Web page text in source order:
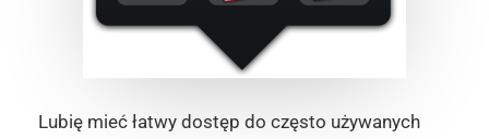
Lubię mieć łatwy dostęp do często używanych